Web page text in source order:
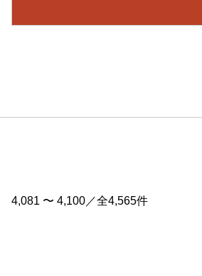
4,081 〜 4,100／全4,565件